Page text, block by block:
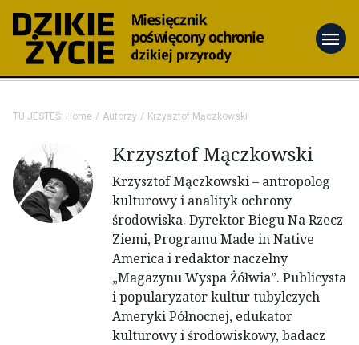
menu
TU JESTEŚ: Home Autorzy Krzysztof Mączkowski
Krzysztof Mączkowski
Krzysztof Mączkowski– antropolog
kulturowy i analityk ochrony
środowiska. Dyrektor Biegu Na Rzecz
Ziemi, Programu Made in Native
America i redaktor naczelny
„Magazynu Wyspa Żółwia”. Publicysta
i popularyzator kultur tubylczych
Ameryki Północnej, edukator
kulturowy i środowiskowy, badacz